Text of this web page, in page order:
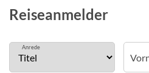
Reiseanmelder
Anrede